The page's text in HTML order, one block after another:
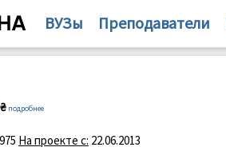
ВУЗы Преподаватели
подробнее
На проекте с: 22.06.2013